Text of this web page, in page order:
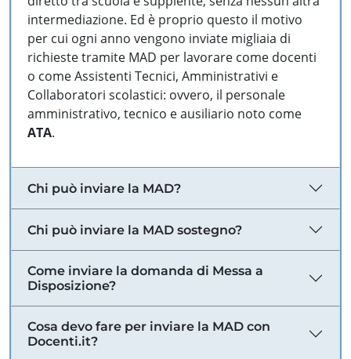
intermediazione. Ed è proprio questo il motivo
per cui ogni anno vengono inviate migliaia di
richieste tramite MAD per lavorare come docenti
o come Assistenti Tecnici, Amministrativi e
Collaboratori scolastici: ovvero, il personale
amministrativo, tecnico e ausiliario noto come
ATA.
Chi può inviare la MAD?
Chi può inviare la MAD sostegno?
Come inviare la domanda di Messa a
Disposizione?
Cosa devo fare per inviare la MAD con
Docenti.it?